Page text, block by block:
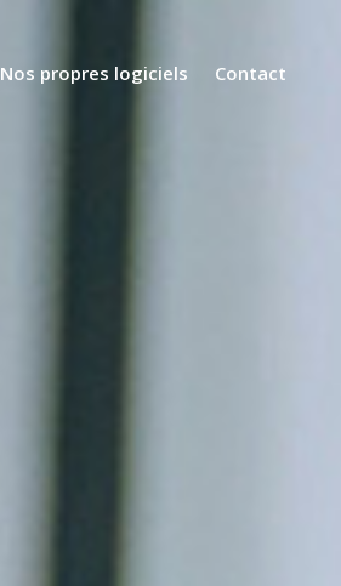
Nos propres logiciels Contact